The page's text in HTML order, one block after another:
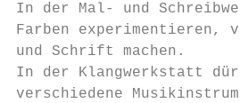
In der Mal- und
Farben experimentieren,
und Schrift machen.
In der Klangwerkstatt
verschiedene